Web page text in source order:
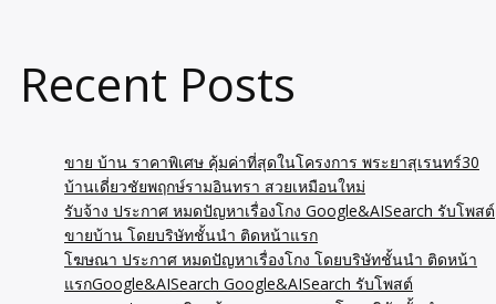
Recent Posts
ขาย บ้าน ราคาพิเศษ คุ้มค่าที่สุดในโครงการ พระยาสุเรนทร์30
บ้านเดี่ยวชัยพฤกษ์รามอินทรา สวยเหมือนใหม่
รับจ้าง ประกาศ หมดปัญหาเรื่องโกง Google&AISearch รับโพสต์
ขายบ้าน โดยบริษัทชั้นนำ ติดหน้าแรก
โฆษณา ประกาศ หมดปัญหาเรื่องโกง โดยบริษัทชั้นนำ ติดหน้า
แรกGoogle&AISearch Google&AISearch รับโพสต์